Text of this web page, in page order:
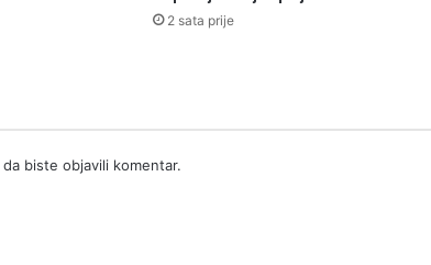
2 sata prije
da biste objavili komentar.